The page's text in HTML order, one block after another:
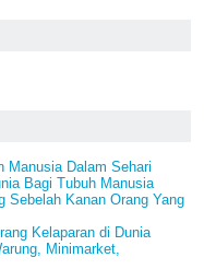
Manusia Dalam Sehari
Bagi Tubuh Manusia
Sebelah Kanan Orang Yang
Kelaparan di Dunia
Minimarket,